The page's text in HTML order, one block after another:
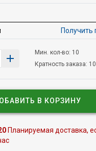
Получить
Мин. кол-во: 10
Кратность заказа: 10
В КОРЗИНУ
Планируемая доставка,